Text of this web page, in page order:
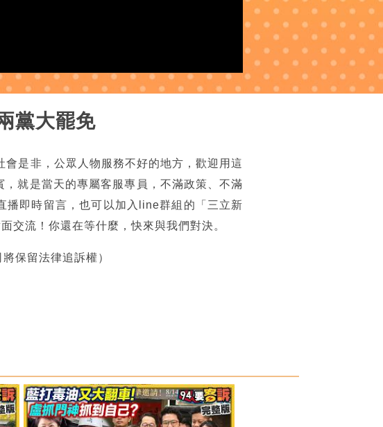
黨大罷免
是非，公眾人物服務不好的地方，歡迎用這
就是當天的專屬客服專員，不滿政策、不滿
播即時留言，也可以加入line群組的「三立新
交流！你還在等什麼，快來與我們對決。
保留法律追訴權）